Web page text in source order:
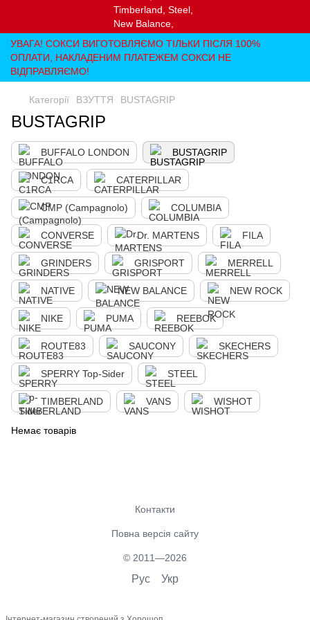
УВАГА! СОКСИ ВИГОТОВЛЯЄМО ТІЛЬКИ ПІСЛЯ 100%
ОПЛАТИ, НАКЛАДЕНИМ ПЛАТЕЖЕМ СОКСИ НЕ
ВІДПРАВЛЯЄМО!
Категорії ВЗУТТЯ BUSTAGRIP
BUSTAGRIP
BUFFALO LONDON BUSTAGRIP
C1RCA CATERPILLAR
CMP (Campagnolo) COLUMBIA
CONVERSE Dr. MARTENS FILA
GRINDERS GRISPORT MERRELL
NATIVE NEW BALANCE NEW ROCK
NIKE PUMA REEBOK
ROUTE83 SAUCONY SKECHERS
SPERRY Top-Sider STEEL
TIMBERLAND VANS WISHOT
Немає товарів
Контакти
Повна версія сайту
© 2011—2026
Рус Укр